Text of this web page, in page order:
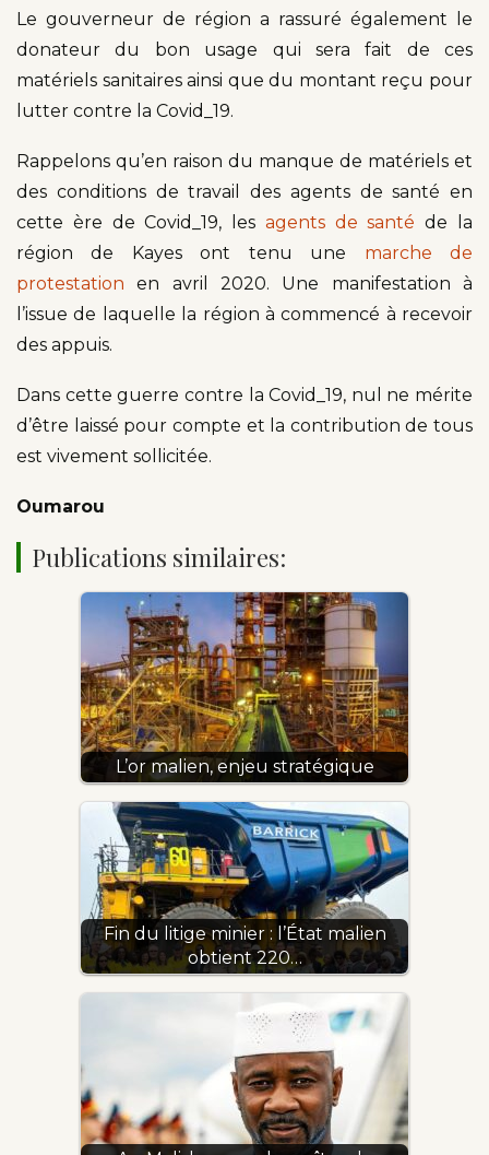
Le gouverneur de région a rassuré également le
donateur du bon usage qui sera fait de ces
matériels sanitaires ainsi que du montant reçu pour
lutter contre la Covid_19.
Rappelons qu’en raison du manque de matériels et
des conditions de travail des agents de santé en
cette ère de Covid_19, les agents de santéde la
région de Kayes ont tenu une marche de
protestation en avril 2020. Une manifestation à
l’issue de laquelle la région à commencé à recevoir
des appuis.
Dans cette guerre contre la Covid_19, nul ne mérite
d’être laissé pour compte et la contribution de tous
est vivement sollicitée.
Oumarou
Publications similaires:
L’or malien, enjeu stratégique
Fin du litige minier : l’État malien
obtient 220…